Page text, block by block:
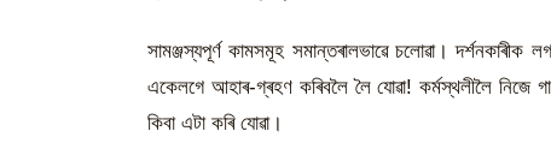
সামঞ্জস্যপূৰ্ণ কামসমূহ সমান্তৰালভাৱে চলোৱা।
একেলগে আহাৰ-গ্ৰহণ কৰিবলৈ লৈ যোৱা! কৰ্মস্থলীলৈ নিজে
কিবা এটা কৰি যোৱা।